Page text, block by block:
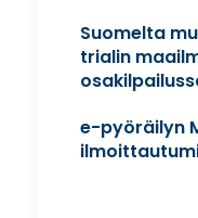
Suomelta
trialin
e-pyöräilyn